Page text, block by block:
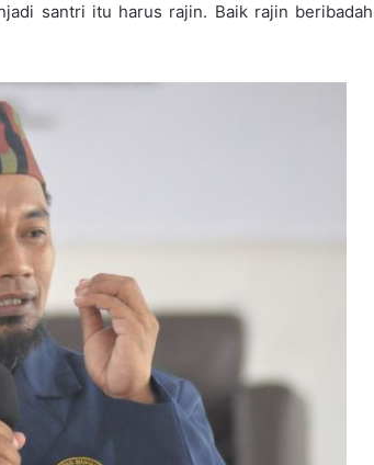
santri itu harus rajin. Baik rajin beribadah